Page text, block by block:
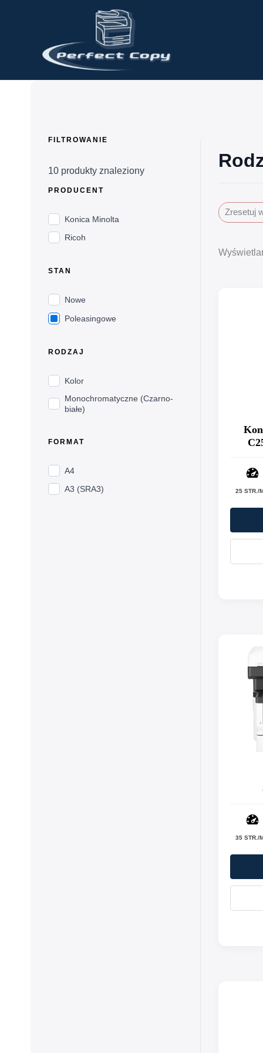
FILTROWANIE
10 produkty znaleziony
PRODUCENT
Konica Minolta
Ricoh
STAN
Nowe
Poleasingowe
RODZAJ
Kolor
Monochromatyczne (Czarno-
białe)
FORMAT
A4
A3 (SRA3)
Zresetuj
25 STR./
35 STR./